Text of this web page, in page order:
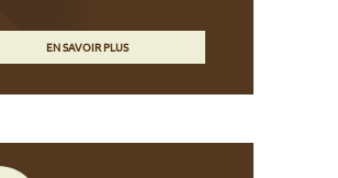
EN SAVOIR PLUS